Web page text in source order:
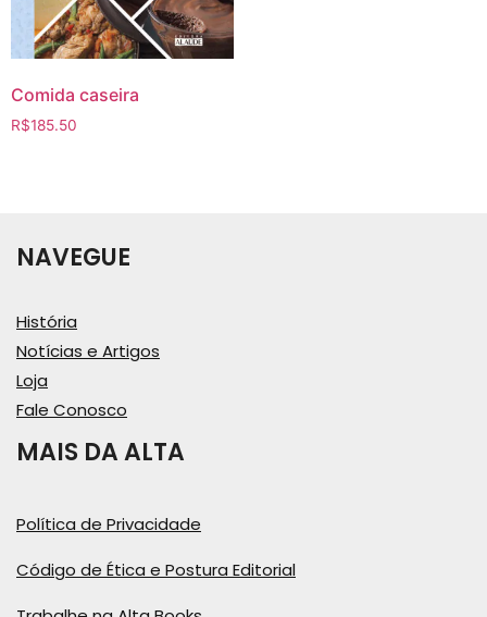
Comida caseira
R$185.50
NAVEGUE
História
Notícias e Artigos
Loja
Fale Conosco
MAIS DA ALTA
Política de Privacidade
Código de Ética e Postura Editorial